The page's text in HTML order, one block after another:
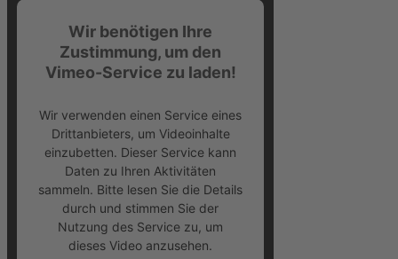
Wir benötigen Ihre
Zustimmung, um den
Vimeo-Service zu laden!
Wir verwenden einen Service eines
Drittanbieters, um Videoinhalte
einzubetten. Dieser Service kann
Daten zu Ihren Aktivitäten
sammeln. Bitte lesen Sie die Details
durch und stimmen Sie der
Nutzung des Service zu, um
dieses Video anzusehen.